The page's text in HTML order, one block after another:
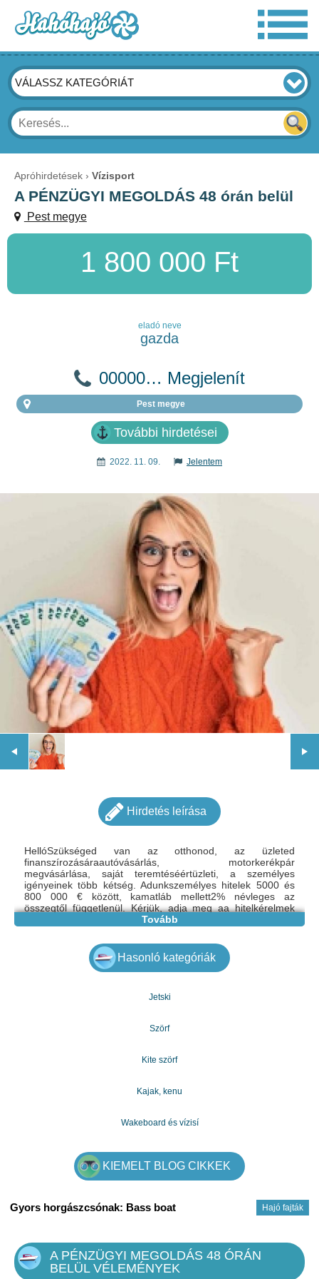
VÁLASSZ KATEGÓRIÁT
Apróhirdetések Vízisport
A PÉNZÜGYI MEGOLDÁS 48 órán belül
Pest megye
1 800 000 Ft
eladó neve
gazda
00000… Megjelenít
Pest megye
További hirdetései
2022. 11. 09. Jelentem
Hirdetés leírása
HellóSzükséged van az otthonod, az üzleted
finanszírozásáraautóvásárlás, motorkerékpár
megvásárlása, saját teremtéséértüzleti, a személyes
igényeinek több kétség. Adunkszemélyes hitelek 5000 és
800 000 € között, kamatláb mellett2% névleges az
összegtől függetlenül. Kérjük, adja meg aa hitelkérelmek
pontos összegét és a dátumot.Kérjük, írjon nekünk az Ön
Tovább
Hasonló kategóriák
Jetski
Szörf
Kite szörf
Kajak, kenu
Wakeboard és vízisí
KIEMELT BLOG CIKKEK
Hajó fajták
Gyors horgászcsónak: Bass boat
A PÉNZÜGYI MEGOLDÁS 48 ÓRÁN
BELÜL VÉLEMÉNYEK